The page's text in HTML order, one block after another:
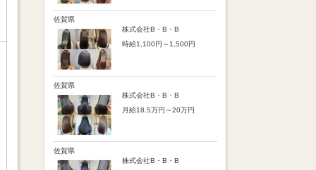
より随時昇給あり
【手当】
SNS手当：あり
【賞与】
あり（年2回、社内規定あ
変動あり
佐賀県
株式会社B・B・B
時給1,100円～1,500円
佐賀県
株式会社B・B・B
月給18.5万円～20万円
より随時昇給あり
佐賀県
株式会社B・B・B